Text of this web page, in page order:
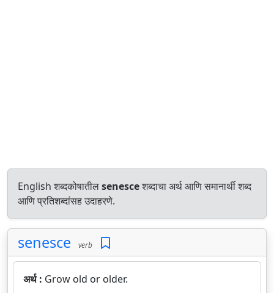
English शब्दकोषातीलsenesceशब्दाचा अर्थ आणि समानार्थी शब्द
आणि प्रतिशब्दांसह उदाहरणे.
senesce verb
अर्थ : Grow old or older.